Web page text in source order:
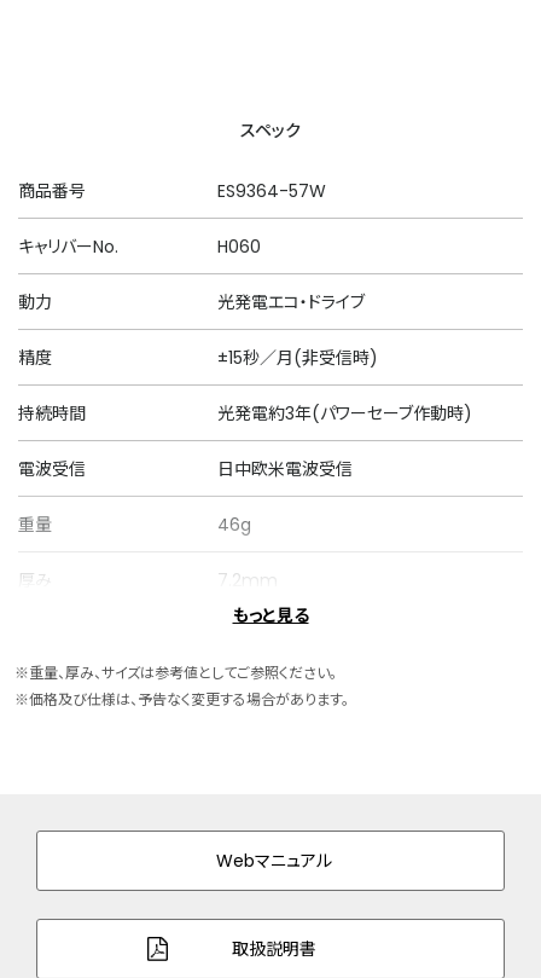
スペック
商品番号 ES9364-57W
キャリバーNo. H060
動力 光発電エコ・ドライブ
精度 ±15秒／月(非受信時)
持続時間 光発電約3年(パワーセーブ作動時)
電波受信 日中欧米電波受信
重量 46g
厚み 7.2mm
ケース素材 ステンレス
バンド素材・タイプ
ステンレス
三ツ折れプッシュタイプ
バンド調整可能サイ
126～182mm
もっと見る
※重量、厚み、サイズは参考値としてご参照ください。
※価格及び仕様は、予告なく変更する場合があります。
Webマニュアル
取扱説明書